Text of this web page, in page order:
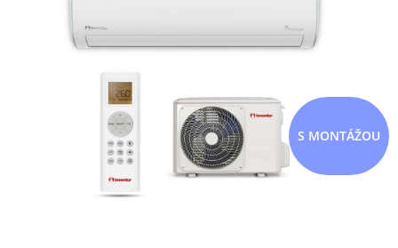
S MONTÁŽOU